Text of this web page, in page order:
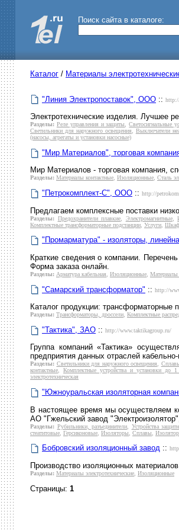
Поиск сайта в каталоге:
Каталог / Материалы
"Линия Электропоставок", ООО ::
Электротехнические изделия. Лучшее
Разделы: Реле управления и защиты,Светосигнальные
Светильники для наружного освещения, Выключатели
(насосы, агрегаты и установки насосные)
"Мир Материалов", торговая
Мир Материалов - торговая компания,
Разделы: Материалы контактные, Изоляционные, Сталь
"Петрокомплект-С", ООО :: http://
Предлагаем комплексные поставки
Разделы: Предохранители плавкие Электромагнитные,
Комплектные трансформаторные подстанции Услуги
"Промарматура" - изоляторы,
Краткие сведения о компании.
Форма заказа онлайн.
Разделы: Арматура кабельная Изоляционные Материалы
"Самарский трансформатор" :: http://
Каталог продукции: трансформаторные
Разделы: Трансформаторы, дроссели Комплектные
"Тактика", ЗАО :: http://www.taktikagroup.ru/
Группа компаний «Тактика»
предприятия данных отраслей
Разделы: Светильники для наружного освещения,
контактные,Комплектные устройства и установки до
электротехническая
"Южноуральская изоляторная
В настоящее время мы осуществляем
АО "Гжельский завод
Разделы: Рубильники, разъединители Устройства
стеатитовые Герсиконовые Изоляторы Сплавы
Бобровский изоляционный завод ::
Производство изоляционных
Разделы: Материалы электротехнические Изоляционные
Страницы: 1